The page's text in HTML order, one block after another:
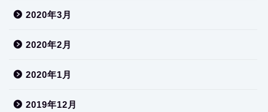
2020年3月
2020年2月
2020年1月
2019年12月